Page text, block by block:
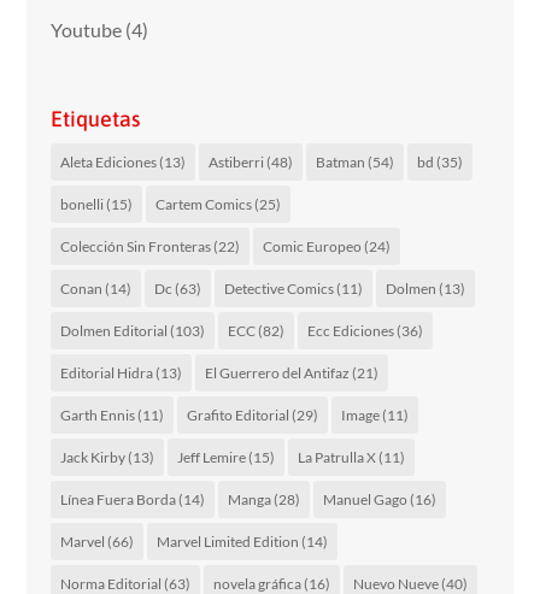
Youtube (4)
Etiquetas
Aleta Ediciones(13) Astiberri(48) Batman (54) bd (35)
bonelli(15) Cartem Comics(25)
Colección Sin Fronteras(22) Comic Europeo (24)
Conan (14) Dc (63) Detective Comics(11) Dolmen (13)
Dolmen Editorial (103) ECC(82) Ecc Ediciones(36)
Editorial Hidra(13) El Guerrero del Antifaz (21)
Garth Ennis(11) Grafito Editorial (29) Image(11)
Jack Kirby(13) Jeff Lemire(15) La Patrulla X(11)
Línea Fuera Borda(14) Manga(28) Manuel Gago (16)
Marvel (66) Marvel Limited Edition (14)
Norma Editorial (63) novela gráfica(16) Nuevo Nueve(40)